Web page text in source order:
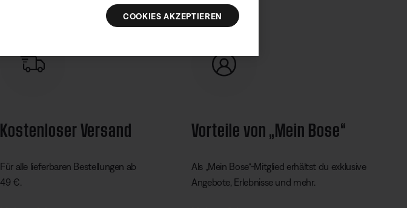
Kostenloser Versand
Für alle lieferbaren Bestellungen ab
49 €.
Vorteile von „Mein Bose“
Als „Mein Bose“-Mitglied erhältst du exklusive
Angebote, Erlebnisse und mehr.
COOKIES AKZEPTIEREN